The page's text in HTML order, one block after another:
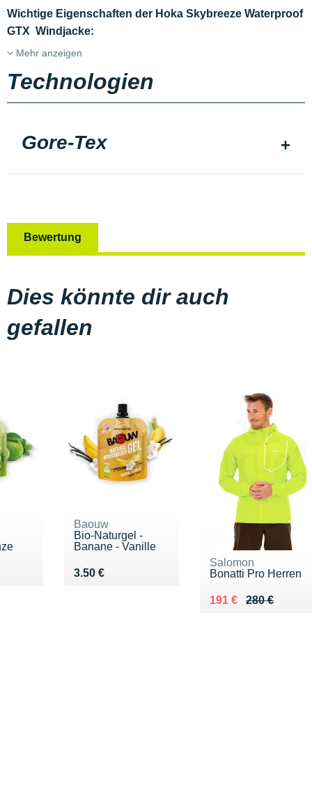
Wichtige Eigenschaften der Hoka Skybreeze Waterproof
GTX Windjacke:
Mehr anzeigen
Technologien
Gore-Tex
Bewertung
Dies könnte dir auch
gefallen
Baouw
Bio-Naturgel -
Banane - Vanille
3.50 €
Vendu 3.50 €
Salomon
Bonatti Pro Herren
280 €
Au lieu de 280 €
191 €
Vendu 191 €